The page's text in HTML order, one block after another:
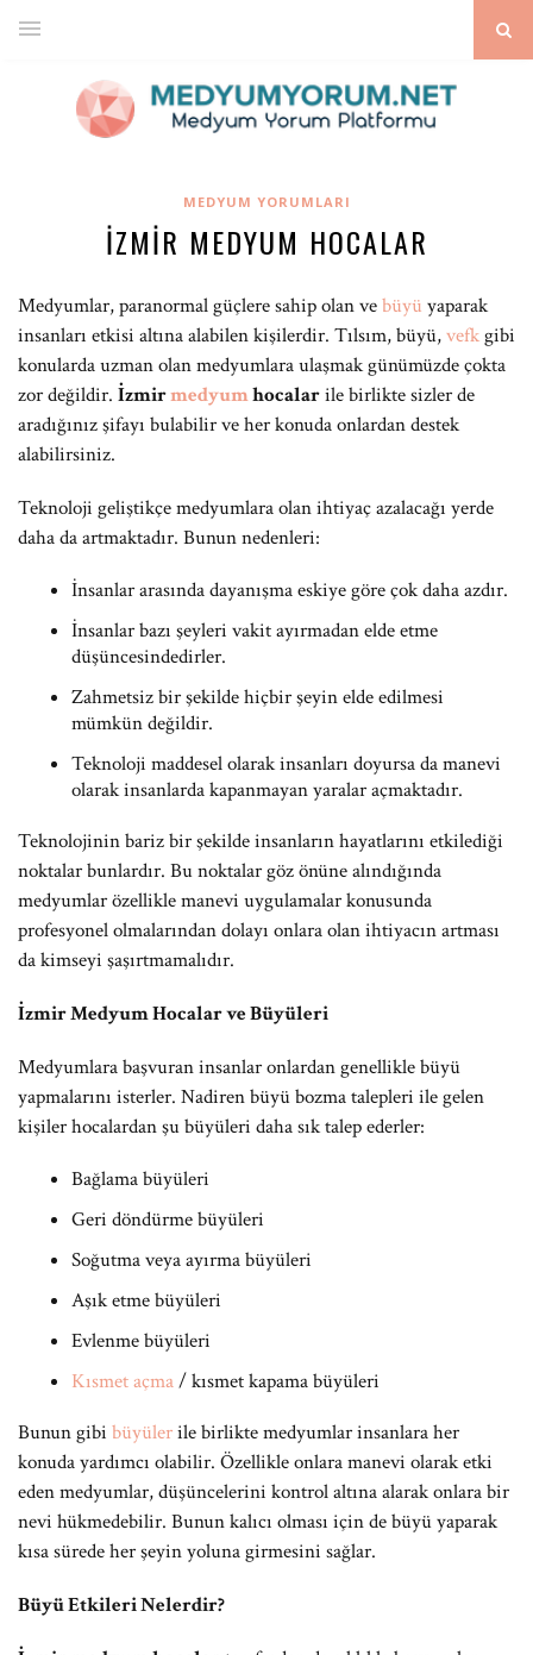
MEDYUM YORUMLARI
İZMIR MEDYUM HOCALAR
Medyumlar, paranormal güçlere sahip olan vebüyü yaparak
insanları etkisi altına alabilen kişilerdir. Tılsım, büyü,vefkgibi
konularda uzman olan medyumlara ulaşmak günümüzde çokta
zor değildir. İzmirmedyumhocalarile birlikte sizler de
aradığınız şifayı bulabilir ve her konuda onlardan destek
alabilirsiniz.
Teknoloji geliştikçe medyumlara olan ihtiyaç azalacağı yerde
daha da artmaktadır. Bunun nedenleri:
İnsanlar arasında dayanışma eskiye göre çok daha azdır.
İnsanlar bazı şeyleri vakit ayırmadan elde etme
düşüncesindedirler.
Zahmetsiz bir şekilde hiçbir şeyin elde edilmesi
mümkün değildir.
Teknoloji maddesel olarak insanları doyursa da manevi
olarak insanlarda kapanmayan yaralar açmaktadır.
Teknolojinin bariz bir şekilde insanların hayatlarını etkilediği
noktalar bunlardır. Bu noktalar göz önüne alındığında
medyumlar özellikle manevi uygulamalar konusunda
profesyonel olmalarından dolayı onlara olan ihtiyacın artması
da kimseyi şaşırtmamalıdır.
İzmir Medyum Hocalar ve Büyüleri
Medyumlara başvuran insanlar onlardan genellikle büyü
yapmalarını isterler. Nadiren büyü bozma talepleri ile gelen
kişiler hocalardan şu büyüleri daha sık talep ederler:
Bağlama büyüleri
Geri döndürme büyüleri
Soğutma veya ayırma büyüleri
Aşık etme büyüleri
Evlenme büyüleri
Kısmet açma/ kısmet kapama büyüleri
Bunun gibi büyülerile birlikte medyumlar insanlara her
konuda yardımcı olabilir. Özellikle onlara manevi olarak etki
eden medyumlar, düşüncelerini kontrol altına alarak onlara bir
nevi hükmedebilir. Bunun kalıcı olması için de büyü yaparak
kısa sürede her şeyin yoluna girmesini sağlar.
Büyü Etkileri Nelerdir?